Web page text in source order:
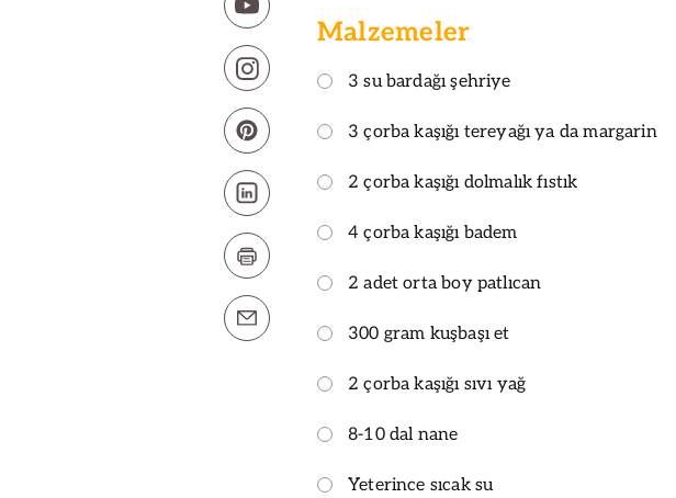
Malzemeler
3 su bardağı şehriye
3 çorba kaşığı tereyağı ya da margarin
2 çorba kaşığı dolmalık fıstık
4 çorba kaşığı badem
2 adet orta boy patlıcan
300 gram kuşbaşı et
2 çorba kaşığı sıvı yağ
8-10 dal nane
Yeterince sıcak su